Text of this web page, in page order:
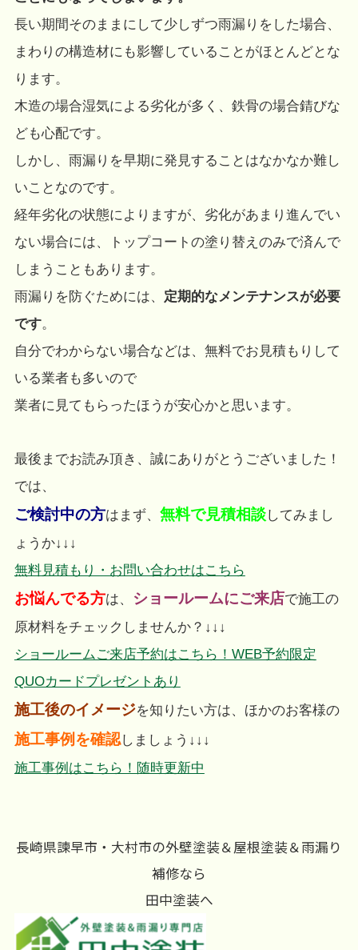
長い期間そのままにして少しずつ雨漏りをした場合、
まわりの構造材にも影響していることがほとんどとな
ります。
木造の場合湿気による劣化が多く、鉄骨の場合錆びな
ども心配です。
しかし、雨漏りを早期に発見することはなかなか難し
いことなのです。
経年劣化の状態によりますが、 劣化があまり進んでい
ない場合には、トップコートの塗り替えのみで済んで
しまうこともあります。
雨漏りを防ぐためには、 定期的なメンテナンスが必要
です。
自分でわからない場合などは、無料でお見積もりして
いる業者も多いので
業者に見てもらったほうが安心かと思います。
最後までお読み頂き、誠にありがとうございました！
では、
ご検討中の方はまず、 無料で見積相談してみまし
ょうか↓↓↓
無料見積もり・お問い合わせはこちら
お悩んでる方は、 ショールームにご来店で施工の
原材料をチェックしませんか？↓↓↓
ショールームご来店予約はこちら！WEB予約限定
QUOカードプレゼントあり
施工後のイメージを知りたい方は、ほかのお客様の
施工事例を確認しましょう↓↓↓
施工事例はこちら！随時更新中
長崎県諫早市・大村市の外壁塗装＆屋根塗装＆雨漏り
補修なら
田中塗装へ